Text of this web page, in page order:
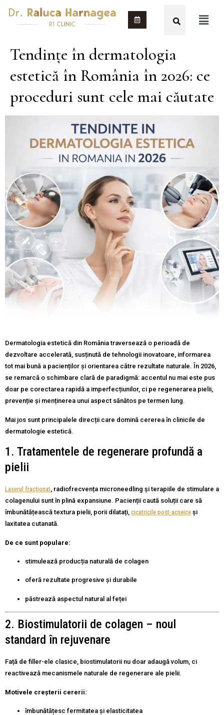
Tendințe în dermatologia
estetică în România în 2026: ce
proceduri sunt cele mai căutate
Dermatologia estetică din România traversează o perioadă de
dezvoltare accelerată, susținută de tehnologii inovatoare, informarea
tot mai bună a pacienților și orientarea către rezultate naturale. În 2026,
se remarcă o schimbare clară de paradigmă: accentul nu mai este pus
doar pe corectarea rapidă a imperfecțiunilor, ci pe regenerarea pielii,
prevenție și menținerea unui aspect sănătos pe termen lung.
Mai jos sunt principalele direcții care domină cererea în clinicile de
dermatologie estetică.
1. Tratamentele de regenerare profundă a
pielii
Laserul fracționat, radiofrecvența microneedling și terapiile de stimulare a
colagenului sunt în plină expansiune. Pacienții caută soluții care să
îmbunătățească textura pielii, porii dilatați, cicatricile post-acneice și
laxitatea cutanată.
De ce sunt populare:
stimulează producția naturală de colagen
oferă rezultate progresive și durabile
păstrează aspectul natural al feței
2. Biostimulatorii de colagen – noul
standard în rejuvenare
Față de filler-ele clasice, biostimulatorii nu doar adaugă volum, ci
reactivează mecanismele naturale de regenerare ale pielii.
Motivele creșterii cererii:
îmbunătățesc fermitatea și elasticitatea